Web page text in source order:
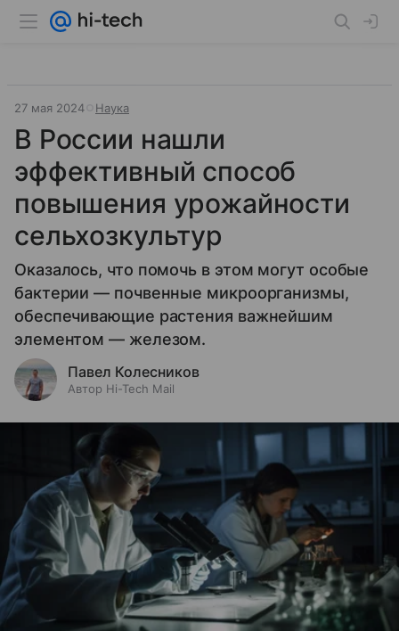
27 мая 2024 Наука
В России нашли
эффективный способ
повышения урожайности
сельхозкультур
Оказалось, что помочь в этом могут особые
бактерии — почвенные микроорганизмы,
обеспечивающие растения важнейшим
элементом — железом.
Павел Колесников
Автор Hi-Tech Mail